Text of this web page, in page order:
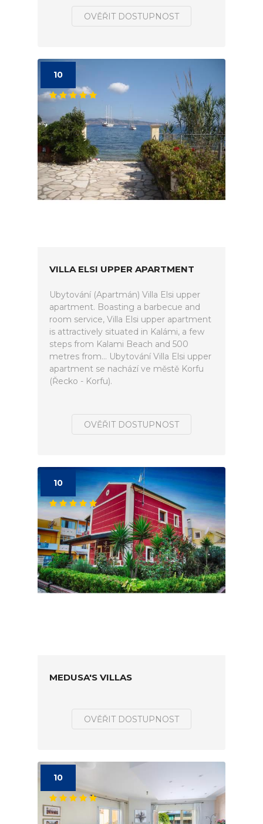
OVĚŘIT DOSTUPNOST
10
VILLA ELSI UPPER APARTMENT
Ubytování (Apartmán) Villa Elsi upper
apartment. Boasting a barbecue and
room service, Villa Elsi upper apartment
is attractively situated in Kalámi, a few
steps from Kalami Beach and 500
metres from... Ubytování Villa Elsi upper
apartment se nachází ve městě Korfu
(Řecko - Korfu).
OVĚŘIT DOSTUPNOST
10
MEDUSA'S VILLAS
OVĚŘIT DOSTUPNOST
10